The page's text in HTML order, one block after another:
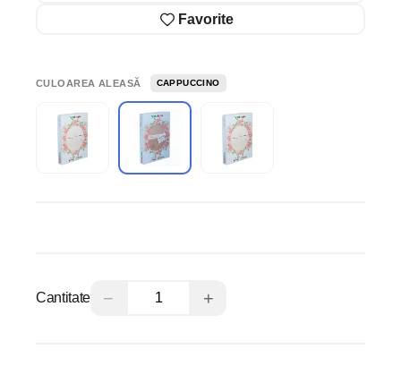
Favorite
CULOAREA ALEASĂ CAPPUCCINO
Cantitate − +